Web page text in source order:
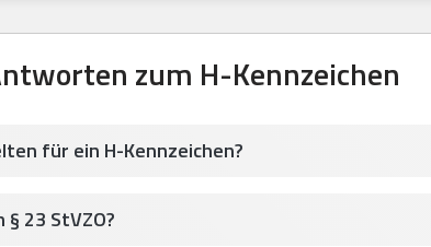
zum H-Kennzeichen
für ein H-Kennzeichen?
23 StVZO?